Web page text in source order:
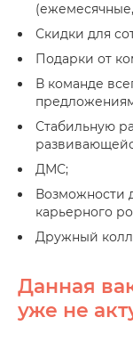
Скидки для
Подарки от
В команде
Стабильную
ДМС;
Возможности
карьерного
Дружный
Данная
уже не